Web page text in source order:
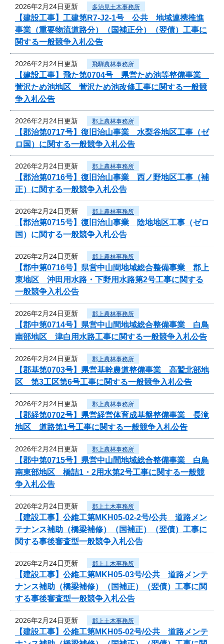
2026年2月24日更新 多治見土木事務所
【建設工事】工建第R7-J2-1号 公共 地域連携推進
事業（重要物流道路分）（国補正分）（翌債）工事に
関する一般競争入札公告
2026年2月24日更新 飛騨農林事務所
【建設工事】飛た第0704号 県営ため池等整備事業
菅沢ため池地区 菅沢ため池改修工事に関する一般競
争入札公告
2026年2月24日更新 郡上農林事務所
【郡治第0717号】復旧治山事業 水梨谷地区工事（ゼ
ロ国）に関する一般競争入札公告
2026年2月24日更新 郡上農林事務所
【郡治第0716号】復旧治山事業 西ノ野地区工事（補
正）に関する一般競争入札公告
2026年2月24日更新 郡上農林事務所
【郡治第0715号】復旧治山事業 陰地地区工事（ゼロ
国）に関する一般競争入札公告
2026年2月24日更新 郡上農林事務所
【郡中第0716号】県営中山間地域総合整備事業 郡上
東地区 沖田用水路・下野用水路第2号工事に関する
一般競争入札公告
2026年2月24日更新 郡上農林事務所
【郡中第0714号】県営中山間地域総合整備事業 白鳥
南部地区 津白用水路工事に関する一般競争入札公告
2026年2月24日更新 郡上農林事務所
【郡基第0703号】県営基幹農道整備事業 高鷲北部地
区 第3工区第6号工事に関する一般競争入札公告
2026年2月24日更新 郡上農林事務所
【郡経第0702号】県営経営体育成基盤整備事業 長滝
地区 道路第1号工事に関する一般競争入札公告
2026年2月24日更新 郡上農林事務所
【郡中第0715号】県営中山間地域総合整備事業 白鳥
南東部地区 橋詰1・2用水第2号工事に関する一般競
争入札公告
2026年2月24日更新 郡上土木事務所
【建設工事】公維工第MKH05-02-2号/公共 道路メン
テナンス補助（橋梁補修）（国補正）（翌債）工事に
関する事後審査型一般競争入札公告
2026年2月24日更新 郡上土木事務所
【建設工事】公維工第MKH05-03号/公共 道路メンテ
ナンス補助（橋梁補修）（国補正）（翌債）工事に関
する事後審査型一般競争入札公告
2026年2月24日更新 郡上土木事務所
【建設工事】公維工第MKH05-02号/公共 道路メンテ